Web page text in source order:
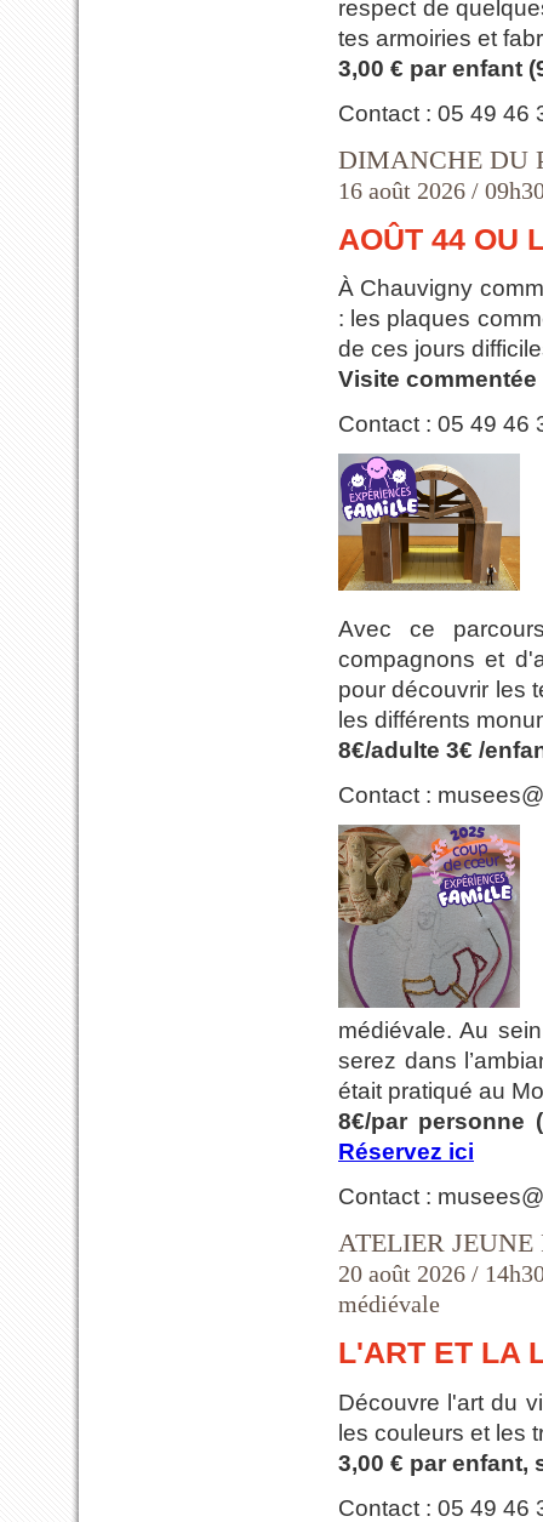
respect de
tes armoiries et
3,00 € par enfant
Contact : 05 49 46
DIMANCHE DU
16 août 2026 /
AOÛT 44 OU
À Chauvigny
: les plaques
de ces jours
Visite
Contact : 05 49 46
Avec ce
compagnons et
pour découvrir les
les différents
8€/adulte 3€ /
Contact :
médiévale. Au
serez dans
était pratiqué au
8€/par personne
Réservez ici
Contact :
ATELIER JEUNE
20 août 2026 /
médiévale
L'ART ET LA
Découvre l'art du
les couleurs et les
3,00 € par enfant,
Contact : 05 49 46